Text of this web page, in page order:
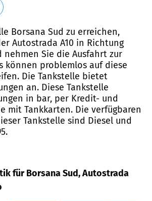
Borsana Sud zu erreichen,
Autostrada A10 in Richtung
nehmen Sie die Ausfahrt zur
können problemlos auf diese
Die Tankstelle bietet
an. Diese Tankstelle
in bar, per Kredit- und
mit Tankkarten. Die verfügbaren
Tankstelle sind Diesel und
für Borsana Sud, Autostrada